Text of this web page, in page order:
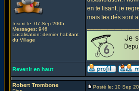
Inscrit le: 07 Sep 2005
Messages: 946
Localisation: dernier habitant
du Village
en te lisant, je
mais les dés sont
Revenir en haut
Robert Trombone Posté le: 10 Sep